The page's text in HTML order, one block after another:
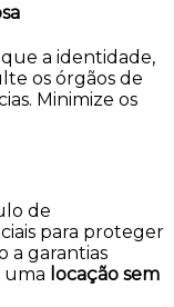
a identidade,
os órgãos de
Minimize os
de
para proteger
a garantias
uma locação sem